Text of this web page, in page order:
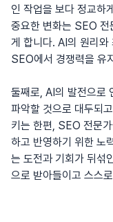
인 작업을 보다 정교하
중요한 변화는 SEO 전
게 합니다. AI의 원리와
SEO에서 경쟁력을 유
둘째로, AI의 발전으로
파악할 것으로 대두되
키는 한편, SEO 전문
하고 반영하기 위한 노
는 도전과 기회가 뒤섞
으로 받아들이고 스스